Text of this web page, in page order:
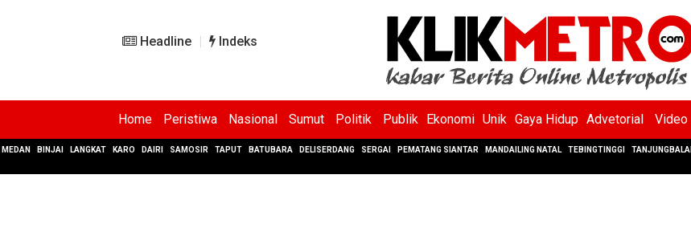
Headline Indeks
Home Peristiwa Nasional Sumut Politik Publik Ekonomi Unik Gaya Hidup Advetorial Video
MEDAN BINJAI LANGKAT KARO DAIRI SAMOSIR TAPUT BATUBARA DELISERDANG SERGAI PEMATANG SIANTAR MANDAILING NATAL TEBINGTINGGI TANJUNGBALAI